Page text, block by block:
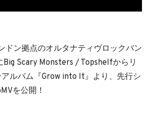
ドン拠点のオルタナティヴロックバン
Big Scary Monsters / Topshelfからリ
ルバム『Grow into It』より、先行シ
を公開！